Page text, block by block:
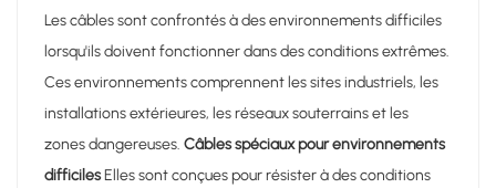
Les câbles sont confrontés à des environnements difficiles
lorsqu'ils doivent fonctionner dans des conditions extrêmes.
Ces environnements comprennent les sites industriels, les
installations extérieures, les réseaux souterrains et les
zones dangereuses. Câbles spéciaux pour environnements
difficilesElles sont conçues pour résister à des conditions